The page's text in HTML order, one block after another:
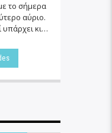
το σήμερα
αύριο.
υπάρχει κι
τις